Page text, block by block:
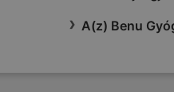
A(z) Benu